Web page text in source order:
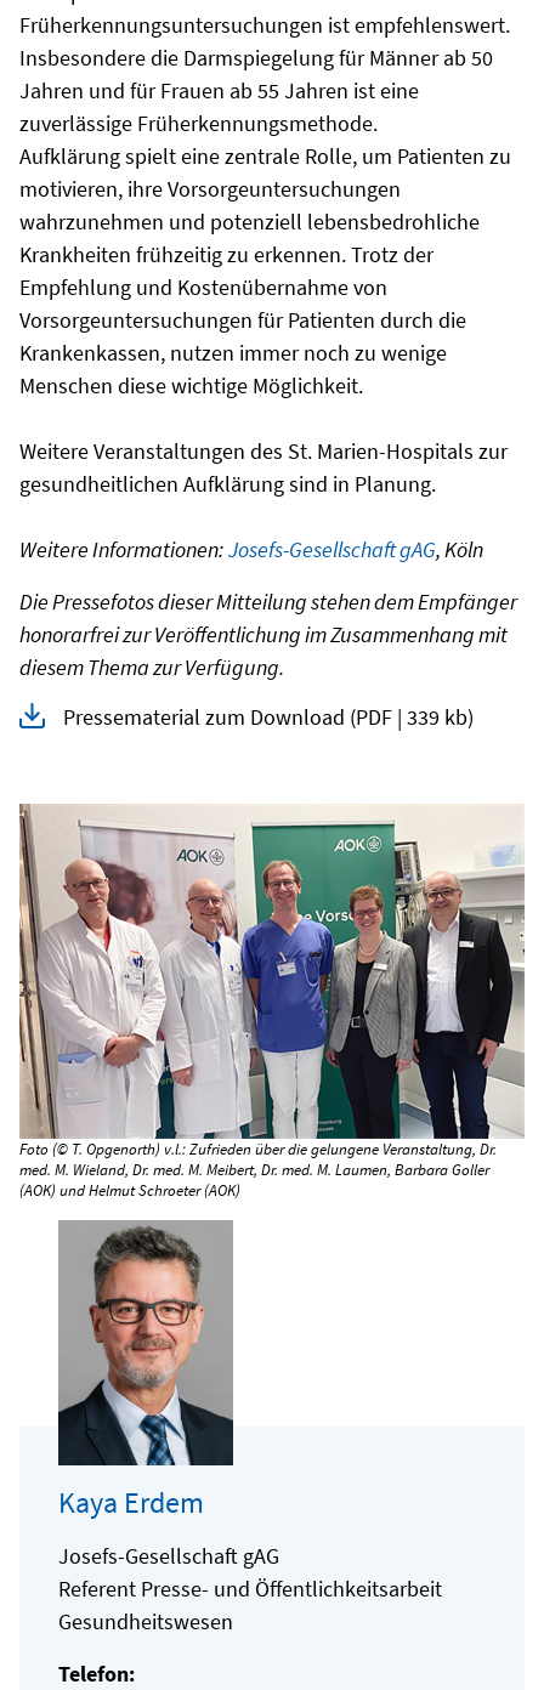
Kaya Erdem
Josefs-Gesellschaft gAG
Referent Presse- und Öffentlichkeitsarbeit
Gesundheitswesen
Telefon:
Früherkennungsuntersuchungen ist empfehlenswert.
Insbesondere die Darmspiegelung für Männer ab 50
Jahren und für Frauen ab 55 Jahren ist eine
zuverlässige Früherkennungsmethode.
Aufklärung spielt eine zentrale Rolle, um Patienten zu
motivieren, ihre Vorsorgeuntersuchungen
wahrzunehmen und potenziell lebensbedrohliche
Krankheiten frühzeitig zu erkennen. Trotz der
Empfehlung und Kostenübernahme von
Vorsorgeuntersuchungen für Patienten durch die
Krankenkassen, nutzen immer noch zu wenige
Menschen diese wichtige Möglichkeit.
Weitere Veranstaltungen des St. Marien-Hospitals zur
gesundheitlichen Aufklärung sind in Planung.
Weitere Informationen:Josefs-Gesellschaft gAG, Köln
Die Pressefotos dieser Mitteilung stehen dem Empfänger
honorarfrei zur Veröffentlichung im Zusammenhang mit
diesem Thema zur Verfügung.
Pressematerial zum Download (PDF | 339 kb)
Foto (© T. Opgenorth) v.l.: Zufrieden über die gelungene Veranstaltung, Dr.
med. M. Wieland, Dr. med. M. Meibert, Dr. med. M. Laumen, Barbara Goller
(AOK) und Helmut Schroeter (AOK)